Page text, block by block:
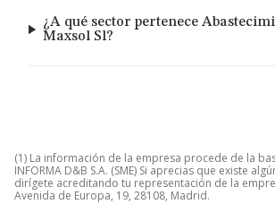
¿A qué sector pertenece
Maxsol Sl?
(1) La información de la empresa procede de la
INFORMA D&B S.A. (SME) Si aprecias que existe
dirígete acreditando tu representación de la
Avenida de Europa, 19, 28108, Madrid.